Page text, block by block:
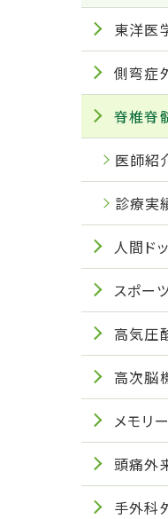
東洋医
側弯症
脊椎脊
医師紹
診療実
人間ド
スポー
高気圧
高次脳
メモリ
頭痛外
手外科